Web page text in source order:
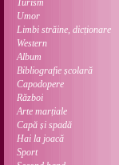
Turism
Umor
Limbi străine, dicționare
Western
Album
Bibliografie școlară
Capodopere
Război
Arte marțiale
Capă și spadă
Hai la joacă
Sport